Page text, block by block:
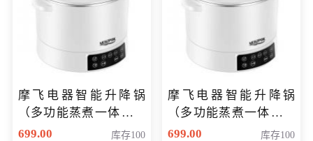
摩飞电器智能升降锅
（多功能蒸煮一体锅）
（智能升降养生锅） 会
699.00 库存100
摩飞电器智能升降锅
（多功能蒸煮一体锅）
（智能升降养生锅） 会
699.00 库存100